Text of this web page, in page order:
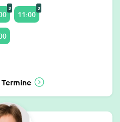
2
11:00
2